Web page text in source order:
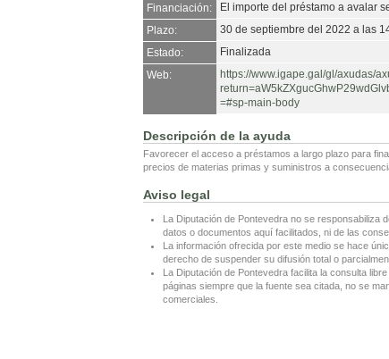
Financiación:
El importe del préstamo a avalar
Plazo:
30 de septiembre del 2022 a las
Estado:
Finalizada
Web:
https://www.igape.gal/gl/axudas/
=#sp-main-body
Descripción de la ayuda
Favorecer el acceso a préstamos a largo plazo para
precios de materias primas y suministros a
Aviso legal
La Diputación de Pontevedra no se
datos o documentos aquí facilitados, ni de las
La información ofrecida por este medio se hace
derecho de suspender su difusión total o
La Diputación de Pontevedra facilita la consulta
páginas siempre que la fuente sea citada, no se
comerciales.